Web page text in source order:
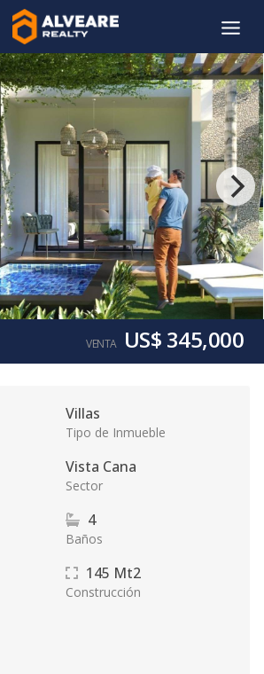
VENTA US$ 345,000
Villas
Tipo de Inmueble
Vista Cana
Sector
4
Baños
145 Mt2
Construcción